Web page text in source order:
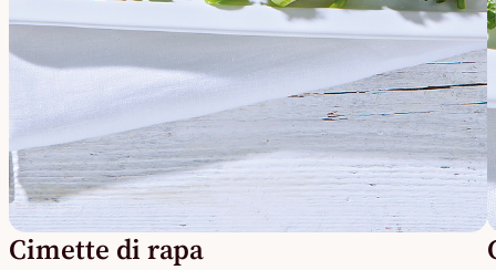
Cimette di rapa